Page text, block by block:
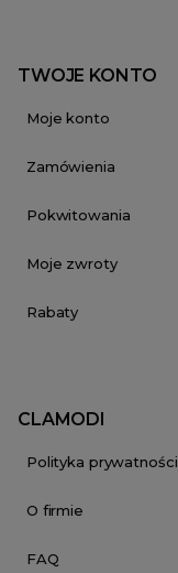
TWOJE KONTO
Moje konto
Zamówienia
Pokwitowania
Moje zwroty
Rabaty
CLAMODI
Polityka prywatności
O firmie
FAQ